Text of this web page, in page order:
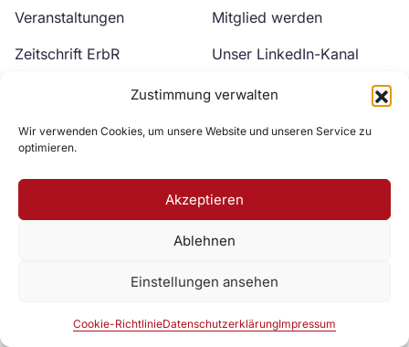
Zustimmung verwalten
Wir verwenden Cookies, um unsere Website und unseren Service zu
optimieren.
Akzeptieren
Ablehnen
Einstellungen ansehen
Cookie-RichtlinieDatenschutzerklärungImpressum
Veranstaltungen
Zeitschrift ErbR
Mitglied werden
Unser LinkedIn-Kanal
Unser YouTube-Kanal
Zur DAV Webseite